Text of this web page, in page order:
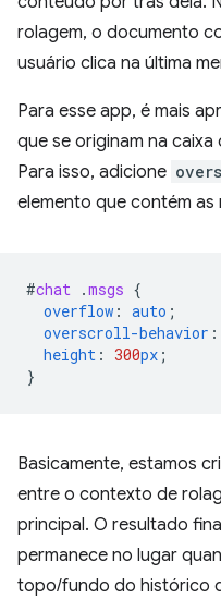
rolagem, o documento
usuário clica na última
Para esse app, é mais
que se originam na
Para isso, adicione
elemento que contém as
#chat .msgs {
overflow : auto ;
overscroll-behavior :
height : 300px ;
}
Basicamente, estamos
entre o contexto de
principal. O resultado
permanece no lugar
topo/fundo do histórico